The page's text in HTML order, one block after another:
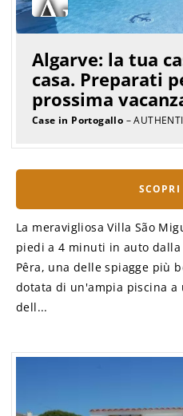
Algarve: la tua
casa. Preparati
prossima
Case in Portogallo –
La meravigliosa Villa São
piedi a 4 minuti in auto
Pêra, una delle spiagge più
dotata di un'ampia piscina a
dell...